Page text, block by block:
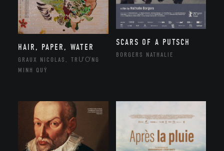
HAIR, PAPER, WATER
GRAUX NICOLAS, TRƯƠNG
MINH QUÝ
SCARS OF A PUTSCH
BORGERS NATHALIE